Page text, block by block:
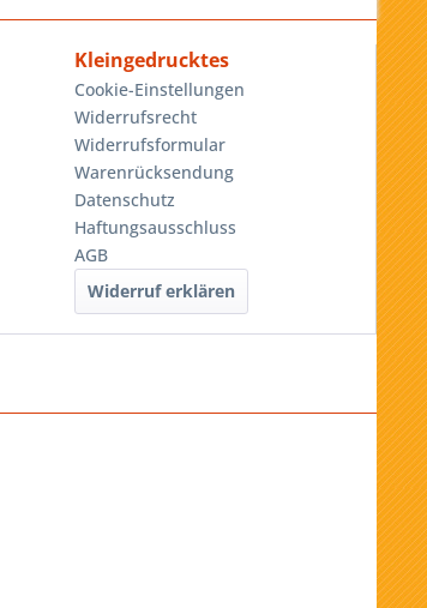
Kleingedrucktes
Cookie-Einstellungen
Widerrufsrecht
Widerrufsformular
Warenrücksendung
Datenschutz
Haftungsausschluss
AGB
Widerruf erklären